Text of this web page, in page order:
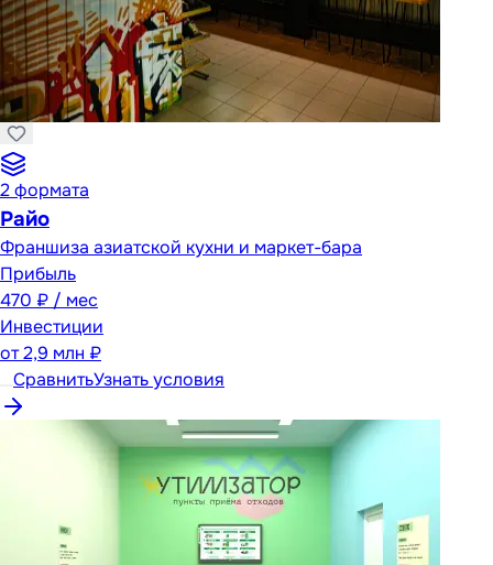
2формата
Райо
Франшиза азиатской кухни и маркет-бара
Прибыль
470 ₽ / мес
Инвестиции
от2,9 млн ₽
СравнитьУзнать условия